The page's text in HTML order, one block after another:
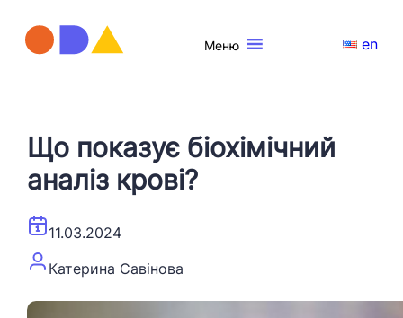
Меню en
Що показує біохімічний
аналіз крові?
11.03.2024
Катерина Савінова